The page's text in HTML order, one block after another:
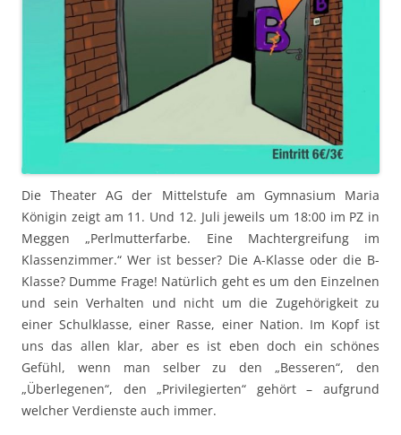
Die Theater AG der Mittelstufe am Gymnasium Maria
Königin zeigt am 11. Und 12. Juli jeweils um 18:00 im PZ in
Meggen „Perlmutterfarbe. Eine Machtergreifung im
Klassenzimmer.“ Wer ist besser? Die A-Klasse oder die B-
Klasse? Dumme Frage! Natürlich geht es um den Einzelnen
und sein Verhalten und nicht um die Zugehörigkeit zu
einer Schulklasse, einer Rasse, einer Nation. Im Kopf ist
uns das allen klar, aber es ist eben doch ein schönes
Gefühl, wenn man selber zu den „Besseren“, den
„Überlegenen“, den „Privilegierten“ gehört – aufgrund
welcher Verdienste auch immer.